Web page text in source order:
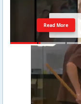
Read More